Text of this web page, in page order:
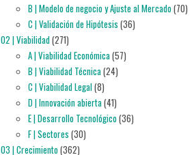
B | Modelo de negocio y Ajuste al Mercado(70)
C | Validación de Hipótesis (36)
02 | Viabilidad(271)
A | Viabilidad Económica(57)
B | Viabilidad Técnica(24)
C | Viabilidad Legal(8)
D | Innovación abierta(41)
E | Desarrollo Tecnológico(36)
F | Sectores (30)
03 | Crecimiento(362)